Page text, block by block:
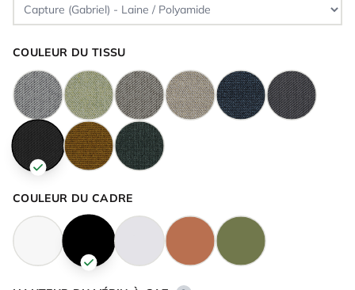
COULEUR DU TISSU
COULEUR DU CADRE